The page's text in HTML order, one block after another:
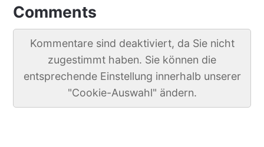
Comments
Kommentare sind deaktiviert, da Sie nicht
zugestimmt haben. Sie können die
entsprechende Einstellung innerhalb unserer
"Cookie-Auswahl" ändern.